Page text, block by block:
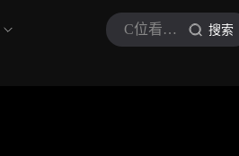
C位看故事 搜索